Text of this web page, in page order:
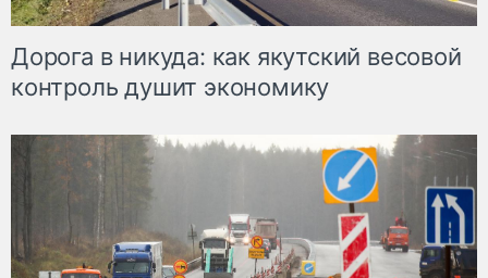
Дорога в никуда: как якутский весовой
контроль душит экономику